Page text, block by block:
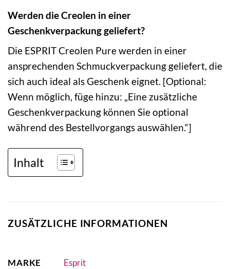
Werden die Creolen in einer
Geschenkverpackung geliefert?
Die ESPRIT Creolen Pure werden in einer
ansprechenden Schmuckverpackung geliefert, die
sich auch ideal als Geschenk eignet. [Optional:
Wenn möglich, füge hinzu: „Eine zusätzliche
Geschenkverpackung können Sie optional
während des Bestellvorgangs auswählen.“]
Inhalt
ZUSÄTZLICHE INFORMATIONEN
MARKE Esprit